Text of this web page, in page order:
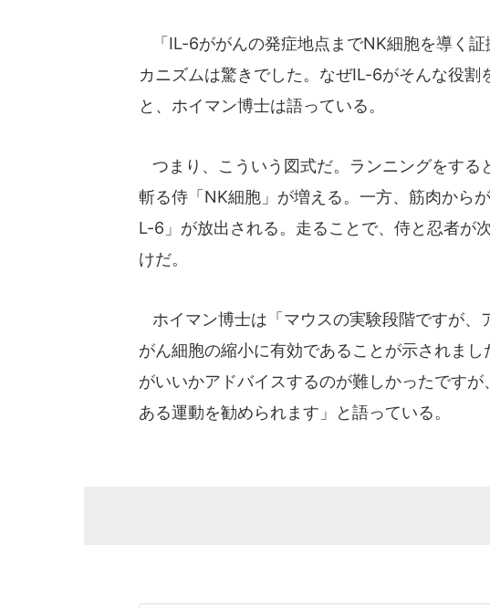
「IL-6ががんの発症地点までNK細胞を導く
カニズムは驚きでした。なぜIL-6がそんな役割
と、ホイマン博士は語っている。
つまり、こういう図式だ。ランニングをする
斬る侍「NK細胞」が増える。一方、筋肉から
L-6」が放出される。走ることで、侍と忍者が
けだ。
ホイマン博士は「マウスの実験段階ですが、
がん細胞の縮小に有効であることが示されま
がいいかアドバイスするのが難しかったです
ある運動を勧められます」と語っている。